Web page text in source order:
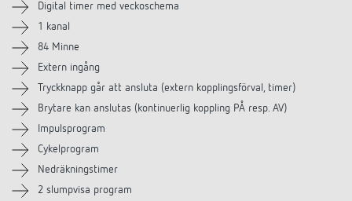
Nedladdningar
Tillbehör
Liknande produkter
Digital timer med veckoschema
1 kanal
84 Minne
Extern ingång
Tryckknapp går att ansluta (extern kopplingsförval, timer)
Brytare kan anslutas (kontinuerlig koppling PÅ resp. AV)
Impulsprogram
Cykelprogram
Nedräkningstimer
2 slumpvisa program